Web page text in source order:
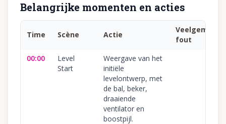
Belangrijke momenten en acties
Time Scène Actie
fout
00:00
Level
Start
Weergave van het
initiële
levelontwerp, met
de bal, beker,
draaiende
ventilator en
boostpijl.